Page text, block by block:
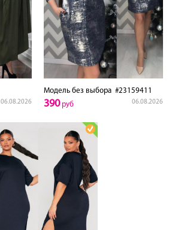
06.08.2026
Модель без выбора #23159411
06.08.2026
390руб